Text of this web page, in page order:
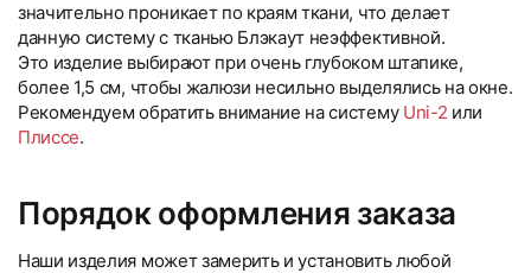
значительно проникает по краям ткани, что делает
данную систему с тканью Блэкаут неэффективной.
Это изделие выбирают при очень глубоком штапике,
более 1,5 см, чтобы жалюзи несильно выделялись на окне.
Рекомендуем обратить внимание на систему Uni-2 или
Плиссе.
Порядок оформления заказа
Наши изделия может замерить и установить любой